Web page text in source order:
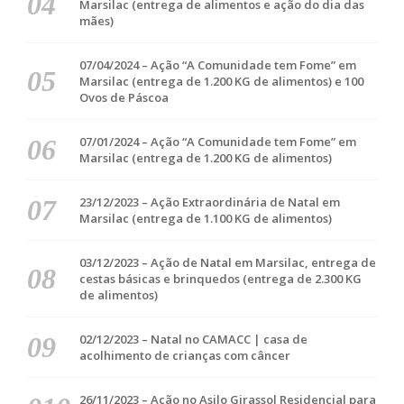
Marsilac (entrega de alimentos e ação do dia das
mães)
07/04/2024 – Ação “A Comunidade tem Fome” em
Marsilac (entrega de 1.200 KG de alimentos) e 100
Ovos de Páscoa
07/01/2024 – Ação “A Comunidade tem Fome” em
Marsilac (entrega de 1.200 KG de alimentos)
23/12/2023 – Ação Extraordinária de Natal em
Marsilac (entrega de 1.100 KG de alimentos)
03/12/2023 – Ação de Natal em Marsilac, entrega de
cestas básicas e brinquedos (entrega de 2.300 KG
de alimentos)
02/12/2023 – Natal no CAMACC | casa de
acolhimento de crianças com câncer
26/11/2023 – Ação no Asilo Girassol Residencial para